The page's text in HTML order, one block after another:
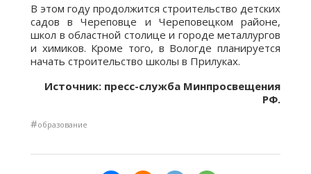
В этом году продолжится строительство детских
садов в Череповце и Череповецком районе,
школ в областной столице и городе металлургов
и химиков. Кроме того, в Вологде планируется
начать строительство школы в Прилуках.
Источник: пресс-служба Минпросвещения
РФ.
#образование